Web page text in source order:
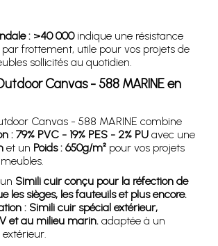
: >40 000indique une résistance
par frottement, utile pour vos projets de
sollicités au quotidien.
Canvas - 588 MARINE en
Canvas - 588 MARINE combine
: 79% PVC - 19% PES - 2% PU avec une
et un Poids : 650g/m² pour vos projets
Simili cuir conçu pour la réfection de
les sièges, les fauteuils et plus encore.
: Simili cuir spécial extérieur,
et au milieu marin. adaptée à un